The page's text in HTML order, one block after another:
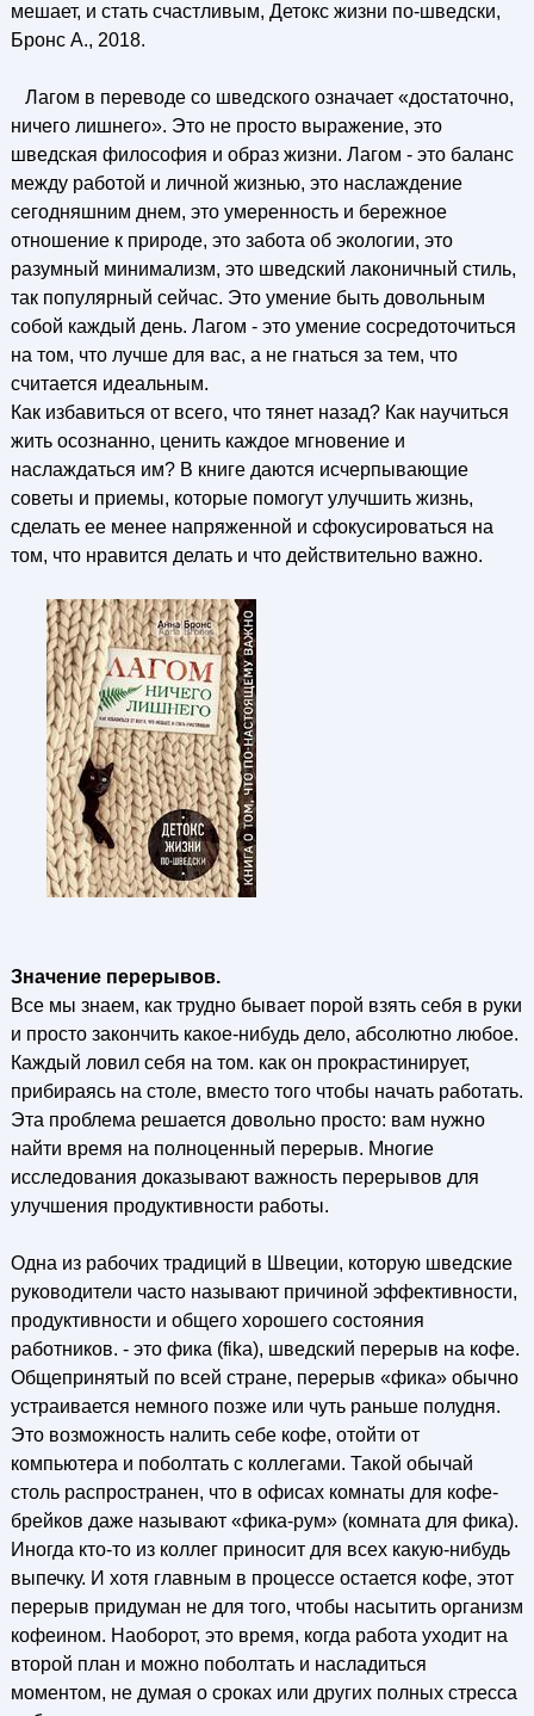
мешает, и стать счастливым, Детокс жизни по-шведски,
Бронс А., 2018.
Лагом в переводе со шведского означает «достаточно,
ничего лишнего». Это не просто выражение, это
шведская философия и образ жизни. Лагом - это баланс
между работой и личной жизнью, это наслаждение
сегодняшним днем, это умеренность и бережное
отношение к природе, это забота об экологии, это
разумный минимализм, это шведский лаконичный стиль,
так популярный сейчас. Это умение быть довольным
собой каждый день. Лагом - это умение сосредоточиться
на том, что лучше для вас, а не гнаться за тем, что
считается идеальным.
Как избавиться от всего, что тянет назад? Как научиться
жить осознанно, ценить каждое мгновение и
наслаждаться им? В книге даются исчерпывающие
советы и приемы, которые помогут улучшить жизнь,
сделать ее менее напряженной и сфокусироваться на
том, что нравится делать и что действительно важно.
Значение перерывов.
Все мы знаем, как трудно бывает порой взять себя в руки
и просто закончить какое-нибудь дело, абсолютно любое.
Каждый ловил себя на том. как он прокрастинирует,
прибираясь на столе, вместо того чтобы начать работать.
Эта проблема решается довольно просто: вам нужно
найти время на полноценный перерыв. Многие
исследования доказывают важность перерывов для
улучшения продуктивности работы.
Одна из рабочих традиций в Швеции, которую шведские
руководители часто называют причиной эффективности,
продуктивности и общего хорошего состояния
работников. - это фика (fika), шведский перерыв на кофе.
Общепринятый по всей стране, перерыв «фика» обычно
устраивается немного позже или чуть раньше полудня.
Это возможность налить себе кофе, отойти от
компьютера и поболтать с коллегами. Такой обычай
столь распространен, что в офисах комнаты для кофе-
брейков даже называют «фика-рум» (комната для фика).
Иногда кто-то из коллег приносит для всех какую-нибудь
выпечку. И хотя главным в процессе остается кофе, этот
перерыв придуман не для того, чтобы насытить организм
кофеином. Наоборот, это время, когда работа уходит на
второй план и можно поболтать и насладиться
моментом, не думая о сроках или других полных стресса